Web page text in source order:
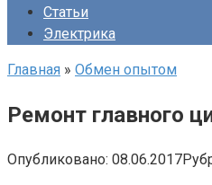
Статьи
Электрика
Главная » Обмен опытом
Ремонт главного
Опубликовано: 08.06.2017